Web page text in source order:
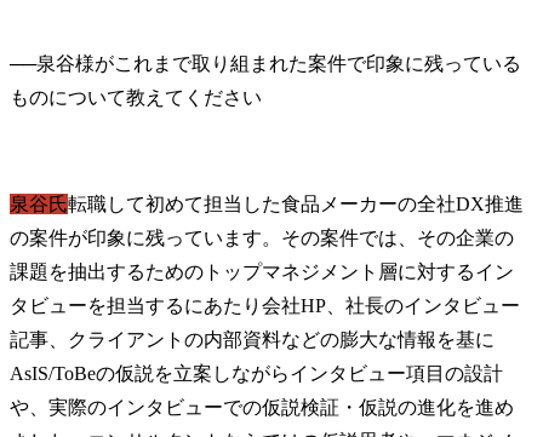
──泉谷様がこれまで取り組まれた案件で印象に残っている
泉谷氏転職して初めて担当した食品メーカーの全社DX推進
の案件が印象に残っています。その案件では、その企業の
課題を抽出するためのトップマネジメント層に対するイン
タビューを担当するにあたり会社HP、社長のインタビュー
記事、クライアントの内部資料などの膨大な情報を基に
AsIS/ToBeの仮説を立案しながらインタビュー項目の設計
や、実際のインタビューでの仮説検証・仮説の進化を進め